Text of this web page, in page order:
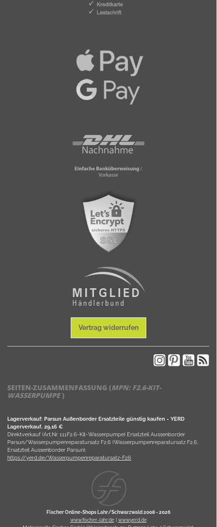
Vertrag widerrufen
SEITEN-ZUSAMMENFASSUNG (MPN: F2.6-KIT-
WASSERPUMPE)
Lagerverkauf: Parsun Außenborder Ersatzteile günstig kaufen - YERD
Lagerverkauf, 29,16 €
Direktverkauf (Art.Nr. 111F2.6-Kit-Wasserpumpe) Ersatzteil Aussenborder
Parsun/Wasserpumpenreparatursatz F2.6 (Wasserpumpenreparatursatz F2.6,
Ersatzteil Aussenborder Parsun).
https://yerd.de/Wasserpumpenreparatursatz-F26
Fischer Online-Shops Lahr/Schwarzwald 2008 -2026
www.fischer-lahr.de| www.yerd.de